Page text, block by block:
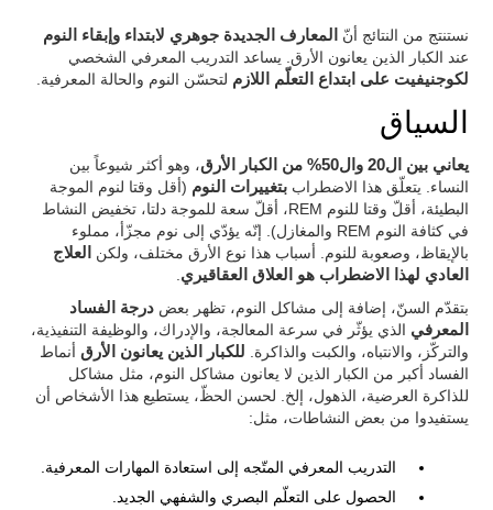
نستنتج من النتائج أنّ
المعارف الجديدة جوهري لابتداء وإبقاء النوم
عند الكبار الذين يعانون الأرق. يساعد التدريب المعرفي الشخصي
لكوجنيفيت على ابتداع التعلّم اللازم لتحسّن النوم والحالة المعرفية.
السياق
يعاني بين ال20 وال50% من الكبار الأرق
، وهو أكثر شيوعاً بين
النساء. يتعلّق هذا الاضطراببتغييرات النوم (أقل وقتا لنوم الموجة
البطيئة، أقلّ وقتا للنوم REM، أقلّ سعة للموجة دلتا، تخفيض النشاط
في كثافة النوم REM والمغازل). إنّه يؤدّي إلى نوم مجزّأ، مملوء
بالإيقاظ، وصعوبة للنوم. أسباب هذا نوع الأرق مختلف، ولكن
العلاج
العادي لهذا الاضطراب هو العلاق العقاقيري
بتقدّم السنّ، إضافة إلى مشاكل النوم، تظهر بعضدرجة الفساد
المعرفي الذي يؤثّر في سرعة المعالجة، والإدراك، والوظيفة التنفيذية،
والتركّز، والانتباه، والكبت والذاكرة. للكبار الذين يعانون الأرق أنماط
الفساد أكبر من الكبار الذين لا يعانون مشاكل النوم، مثل مشاكل
للذاكرة العرضية، الذهول، إلخ. لحسن الحظّ، يستطيع هذا الأشخاص أن
يستفيدوا من بعض النشاطات، مثل:
التدريب المعرفي المتّجه إلى استعادة المهارات المعرفية.
الحصول على التعلّم البصري والشفهي الجديد.